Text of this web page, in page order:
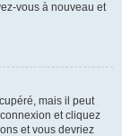
vous à nouveau et
mais il peut
et cliquez
et vous devriez